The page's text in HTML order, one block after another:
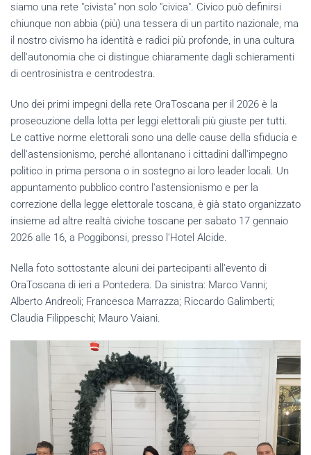
siamo una rete "civista" non solo "civica". Civico può definirsi
chiunque non abbia (più) una tessera di un partito nazionale, ma
il nostro civismo ha identità e radici più profonde, in una cultura
dell'autonomia che ci distingue chiaramente dagli schieramenti
di centrosinistra e centrodestra.
Uno dei primi impegni della rete OraToscana per il 2026 è la
prosecuzione della lotta per leggi elettorali più giuste per tutti.
Le cattive norme elettorali sono una delle cause della sfiducia e
dell'astensionismo, perché allontanano i cittadini dall'impegno
politico in prima persona o in sostegno ai loro leader locali. Un
appuntamento pubblico contro l'astensionismo e per la
correzione della legge elettorale toscana, è già stato organizzato
insieme ad altre realtà civiche toscane per sabato 17 gennaio
2026 alle 16, a Poggibonsi, presso l'Hotel Alcide.
Nella foto sottostante alcuni dei partecipanti all'evento di
OraToscana di ieri a Pontedera. Da sinistra: Marco Vanni;
Alberto Andreoli; Francesca Marrazza; Riccardo Galimberti;
Claudia Filippeschi; Mauro Vaiani.